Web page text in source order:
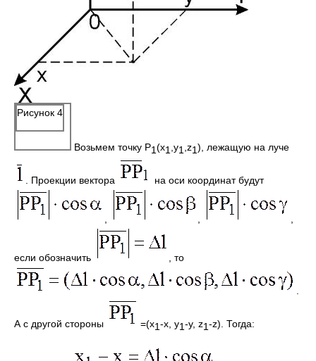
Рисунок 4
Возьмем точку Р1(x1 ,y1 ,z1), лежащую на луче
. Проекции вектора на оси координат будут
если обозначить , то
А с другой стороны =(х1-х, y1-y, z1-z). Тогда: